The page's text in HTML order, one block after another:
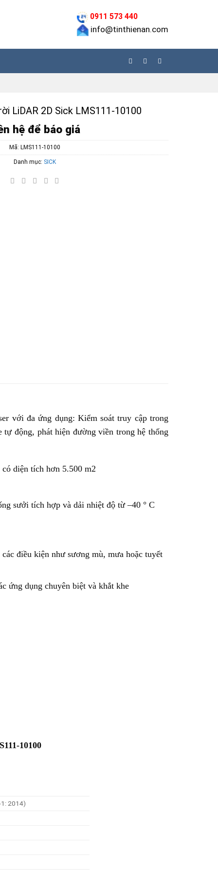
0911 573 440
info@tinthienan.com
LiDAR 2D Sick LMS111-10100
hệ để báo giá
Mã: LMS111-10100
Danh mục: SICK
với đa ứng dụng: Kiểm soát truy cập trong
động, phát hiện đường viền trong hệ thống
diện tích hơn 5.500 m2
sưởi tích hợp và dải nhiệt độ từ –40 ° C
điều kiện như sương mù, mưa hoặc tuyết
ứng dụng chuyên biệt và khắt khe
10100
2014)